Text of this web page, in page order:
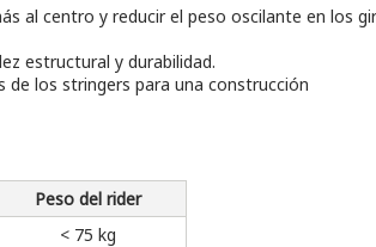
al centro y reducir el peso oscilante en los
estructural y durabilidad.
los stringers para una construcción
Peso del rider
< 75 kg